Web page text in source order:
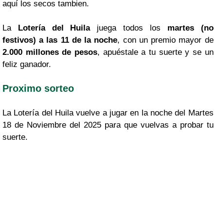
aquí los secos tambien.
La Lotería del Huilajuega todos los martes (no
festivos) a las 11 de la noche, con un premio mayor de
2.000 millones de pesos, apuéstale a tu suerte y se un
feliz ganador.
Proximo sorteo
La Lotería del Huila vuelve a jugar en la noche del Martes
18 de Noviembre del 2025 para que vuelvas a probar tu
suerte.